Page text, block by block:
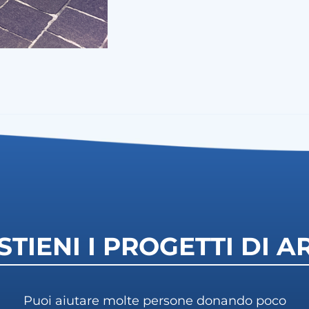
I PROGETTI DI
Puoi aiutare molte persone donando poco